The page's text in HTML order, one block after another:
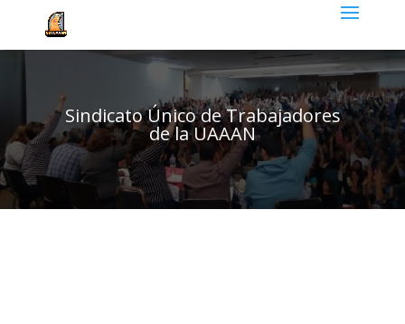
Sindicato Único de Trabajadores
de la UAAAN